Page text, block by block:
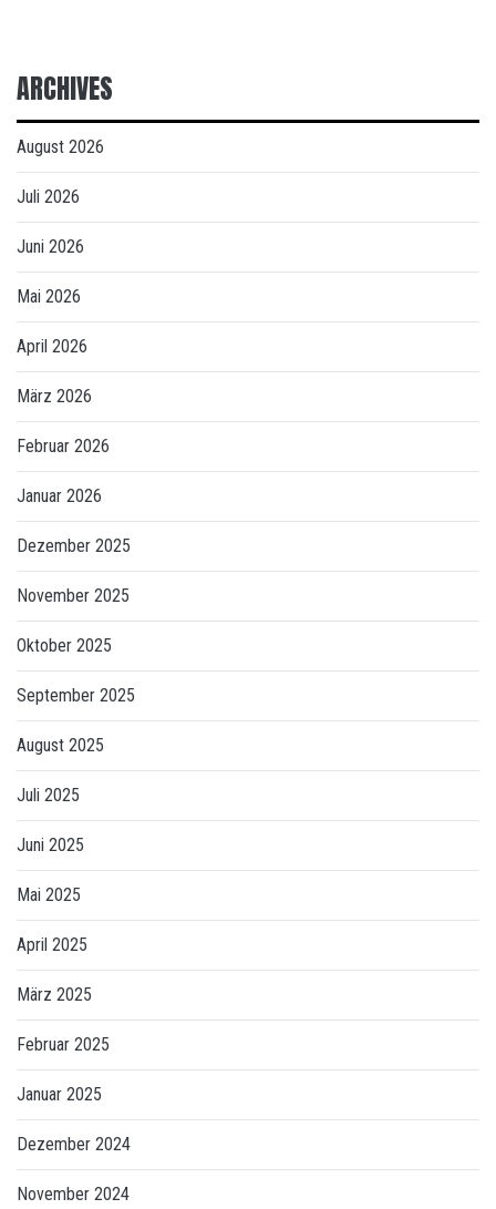
ARCHIVES
August 2026
Juli 2026
Juni 2026
Mai 2026
April 2026
März 2026
Februar 2026
Januar 2026
Dezember 2025
November 2025
Oktober 2025
September 2025
August 2025
Juli 2025
Juni 2025
Mai 2025
April 2025
März 2025
Februar 2025
Januar 2025
Dezember 2024
November 2024